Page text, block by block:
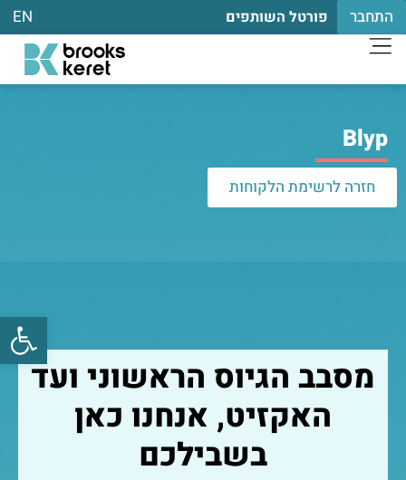
התחבר פורטל השותפים EN
Blyp
חזרה לרשימת הלקוחות
מסבב הגיוס הראשוני ועד
האקזיט, אנחנו כאן
בשבילכם